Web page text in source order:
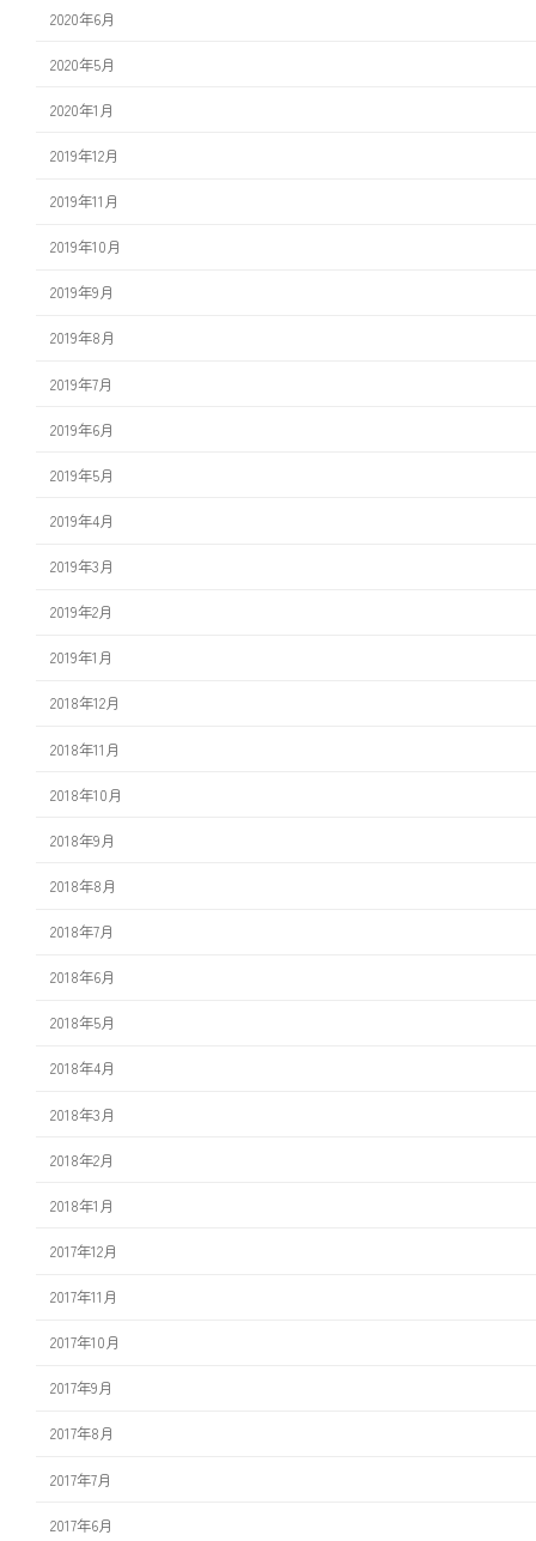
2020年6月
2020年5月
2020年1月
2019年12月
2019年11月
2019年10月
2019年9月
2019年8月
2019年7月
2019年6月
2019年5月
2019年4月
2019年3月
2019年2月
2019年1月
2018年12月
2018年11月
2018年10月
2018年9月
2018年8月
2018年7月
2018年6月
2018年5月
2018年4月
2018年3月
2018年2月
2018年1月
2017年12月
2017年11月
2017年10月
2017年9月
2017年8月
2017年7月
2017年6月